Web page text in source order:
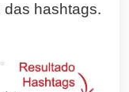
das hashtags.